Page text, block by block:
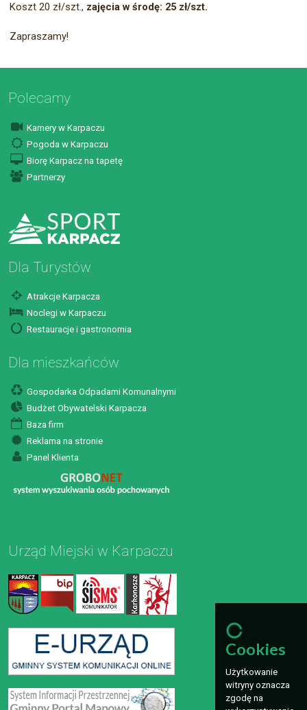
Koszt 20 zł/szt., zajęcia w środę: 25 zł/szt.
Zapraszamy!
Polecamy
Kamery w Karpaczu
Pogoda w Karpaczu
Biorę Karpacz na tapetę
Partnerzy
Dla Turystów
Atrakcje Karpacza
Noclegi w Karpaczu
Restauracje i gastronomia
Dla mieszkańców
Gospodarka Odpadami Komunalnymi
Budżet Obywatelski Karpacza
Baza firm
Reklama na stronie
Panel Klienta
Urząd Miejski w Karpaczu
Cookies
Użytkowanie
witryny oznacza
zgodę na